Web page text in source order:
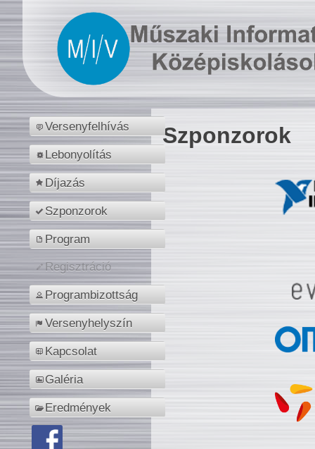
Versenyfelhívás
Lebonyolítás
Díjazás
Szponzorok
Program
Regisztráció
Programbizottság
Versenyhelyszín
Kapcsolat
Galéria
Eredmények
Szponzorok